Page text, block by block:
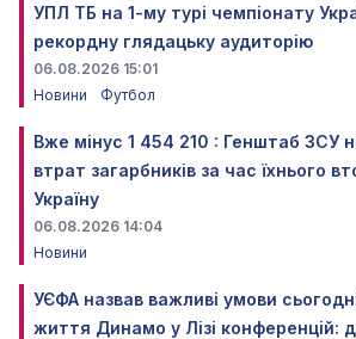
УПЛ ТБ на 1-му турі чемпіонату
рекордну глядацьку аудиторію
06.08.2026 15:01
Новини
Футбол
Вже мінус 1 454 210 : Генштаб ЗСУ
втрат загарбників за час їхнього
Україну
06.08.2026 14:04
Новини
УЄФА назвав важливі умови
життя Динамо у Лізі конференцій: